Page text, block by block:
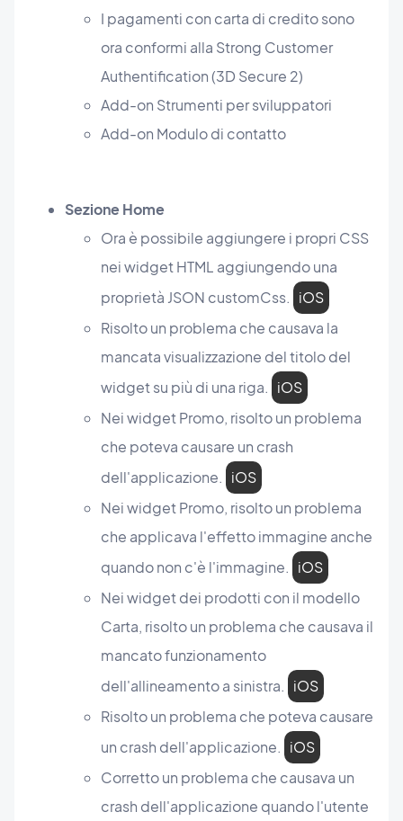
I pagamenti con carta di credito sono
ora conformi alla Strong Customer
Authentification (3D Secure 2)
Add-on Strumenti per sviluppatori
Add-on Modulo di contatto
Sezione Home
Ora è possibile aggiungere i propri CSS
nei widget HTML aggiungendo una
proprietà JSON customCss. iOS
Risolto un problema che causava la
mancata visualizzazione del titolo del
widget su più di una riga. iOS
Nei widget Promo, risolto un problema
che poteva causare un crash
dell'applicazione. iOS
Nei widget Promo, risolto un problema
che applicava l'effetto immagine anche
quando non c'è l'immagine. iOS
Nei widget dei prodotti con il modello
Carta, risolto un problema che causava il
mancato funzionamento
dell'allineamento a sinistra. iOS
Risolto un problema che poteva causare
un crash dell'applicazione. iOS
Corretto un problema che causava un
crash dell'applicazione quando l'utente